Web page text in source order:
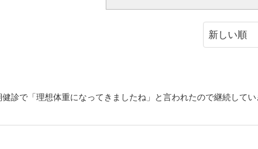
診で「理想体重になってきましたね」と言われたので継続してい